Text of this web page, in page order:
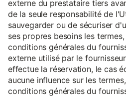
externe du prestataire tiers
de la seule responsabilité de
sauvegarder ou de sécuriser
ses propres besoins les
conditions générales du
externe utilisé par le
effectue la réservation, le cas
aucune influence sur les
conditions générales du